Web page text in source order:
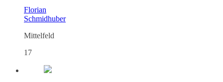
Florian
Schmidhuber
Mittelfeld
17